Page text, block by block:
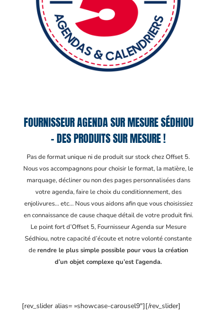
FOURNISSEUR AGENDA SUR MESURE SÉDHIOU
– DES PRODUITS SUR MESURE !
Pas de format unique ni de produit sur stock chez Offset 5.
Nous vos accompagnons pour choisir le format, la matière, le
marquage, décliner ou non des pages personnalisées dans
votre agenda, faire le choix du conditionnement, des
enjolivures… etc… Nous vous aidons afin que vous choisissiez
en connaissance de cause chaque détail de votre produit fini.
Le point fort d’Offset 5, Fournisseur Agenda sur Mesure
Sédhiou, notre capacité d’écoute et notre volonté constante
derendre le plus simple possible pour vous la création
d’un objet complexe qu’est l’agenda.
[rev_slider alias= »showcase-carousel9″][/rev_slider]